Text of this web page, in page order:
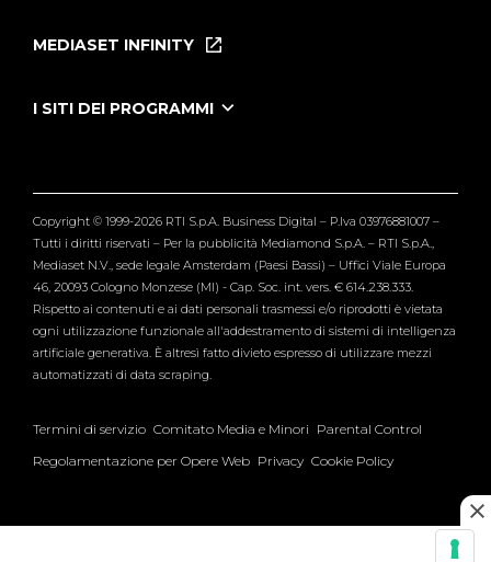
Le Iene Presentano Inside
Tutti i servizi
MEDIASET INFINITY
I SITI DEI PROGRAMMI
Verissimo
Copyright © 1999-2026 RTI S.p.A. Business Digital – P.Iva 03976881007 –
Tutti i diritti riservati – Per la pubblicità Mediamond S.p.A. – RTI S.p.A.,
Mediaset N.V., sede legale Amsterdam (Paesi Bassi) – Uffici Viale Europa
46, 20093 Cologno Monzese (MI) - Cap. Soc. int. vers. € 614.238.333.
Rispetto ai contenuti e ai dati personali trasmessi e/o riprodotti è vietata
ogni utilizzazione funzionale all'addestramento di sistemi di intelligenza
artificiale generativa. È altresì fatto divieto espresso di utilizzare mezzi
automatizzati di data scraping.
Termini di servizio Comitato Media e Minori Parental Control
Regolamentazione per Opere Web Privacy Cookie Policy